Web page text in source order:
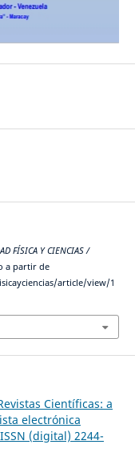
FÍSICA Y CIENCIAS /
a partir de
article/view/1
Científicas: a
electrónica
(digital) 2244-